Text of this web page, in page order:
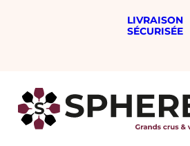
LIVRAISON
SÉCURISÉE